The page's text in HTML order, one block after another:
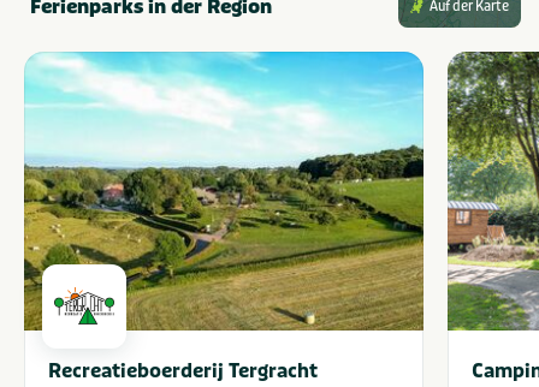
Ferienparks in der Region Auf der Karte
Recreatieboerderij Tergracht